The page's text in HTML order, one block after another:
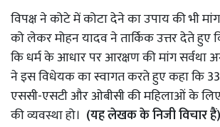
विपक्ष ने कोटे में कोटा देने का उपाय की भी
को लेकर मोहन यादव ने तार्किक उत्तर देते हुए
कि धर्म के आधार पर आरक्षण की मांग सर्वथा
ने इस विधेयक का स्वागत करते हुए कहा कि
एससी-एसटी और ओबीसी की महिलाओं के
की व्यवस्था हो। (यह लेखक के निजी विचार हैं)